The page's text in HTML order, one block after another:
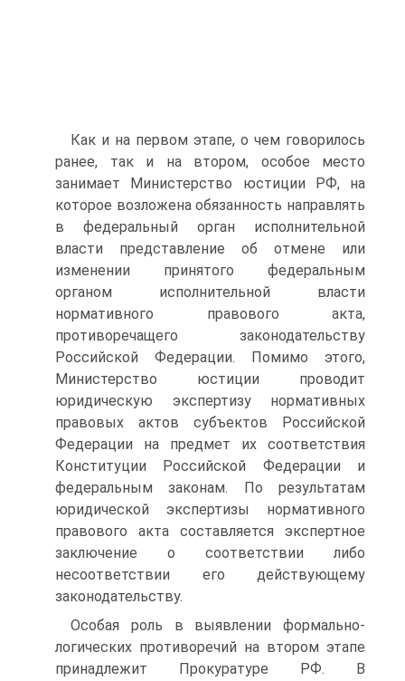
Как и на первом этапе, о чем говорилось
ранее, так и на втором, особое место
занимает Министерство юстиции РФ, на
которое возложена обязанность направлять
в федеральный орган исполнительной
власти представление об отмене или
изменении принятого федеральным
органом исполнительной власти
нормативного правового акта,
противоречащего законодательству
Российской Федерации. Помимо этого,
Министерство юстиции проводит
юридическую экспертизу нормативных
правовых актов субъектов Российской
Федерации на предмет их соответствия
Конституции Российской Федерации и
федеральным законам. По результатам
юридической экспертизы нормативного
правового акта составляется экспертное
заключение о соответствии либо
несоответствии его действующему
законодательству.
Особая роль в выявлении формально-
логических противоречий на втором этапе
принадлежит Прокуратуре РФ. В